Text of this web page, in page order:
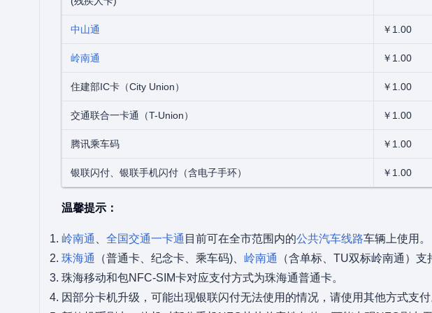
中山通 ￥1.00
岭南通 ￥1.00
住建部IC卡（City Union） ￥1.00
交通联合一卡通（T-Union） ￥1.00
腾讯乘车码 ￥1.00
银联闪付、银联手机闪付（含电子手环） ￥1.00
温馨提示：
岭南通 全国交通一卡通 目前可在全市范围内的公共汽车线路车辆上使用。
珠海通
（普通卡、纪念卡、乘车码)、 岭南通
（含单标、TU双标岭南通）支
珠海移动和包NFC-SIM卡对应支付方式为珠海通普通卡。
因部分卡机升级，可能出现银联闪付无法使用的情况，请使用其他方式支付